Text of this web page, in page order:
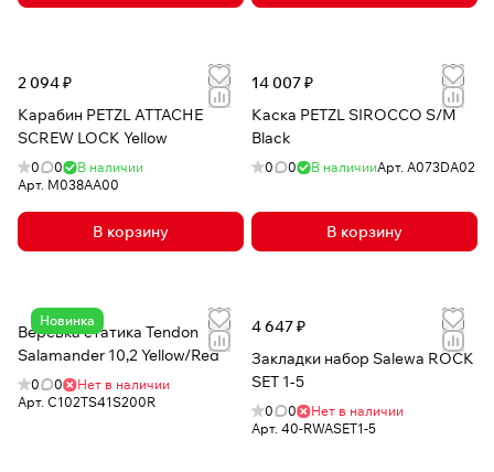
2 094 ₽
Карабин PETZL ATTACHE
SCREW LOCK Yellow
0 0
В наличии
Арт. M038AA00
В корзину
14 007 ₽
Каска PETZL SIROCCO S/M
Black
0 0 В наличииАрт. A073DA02
В корзину
Новинка
Верёвка статика Tendon
Salamander 10,2 Yellow/Red
0 0
Нет в наличии
Арт. C102TS41S200R
4 647 ₽
Закладки набор Salewa ROCK
SET 1-5
0 0
Нет в наличии
Арт. 40-RWASET1-5